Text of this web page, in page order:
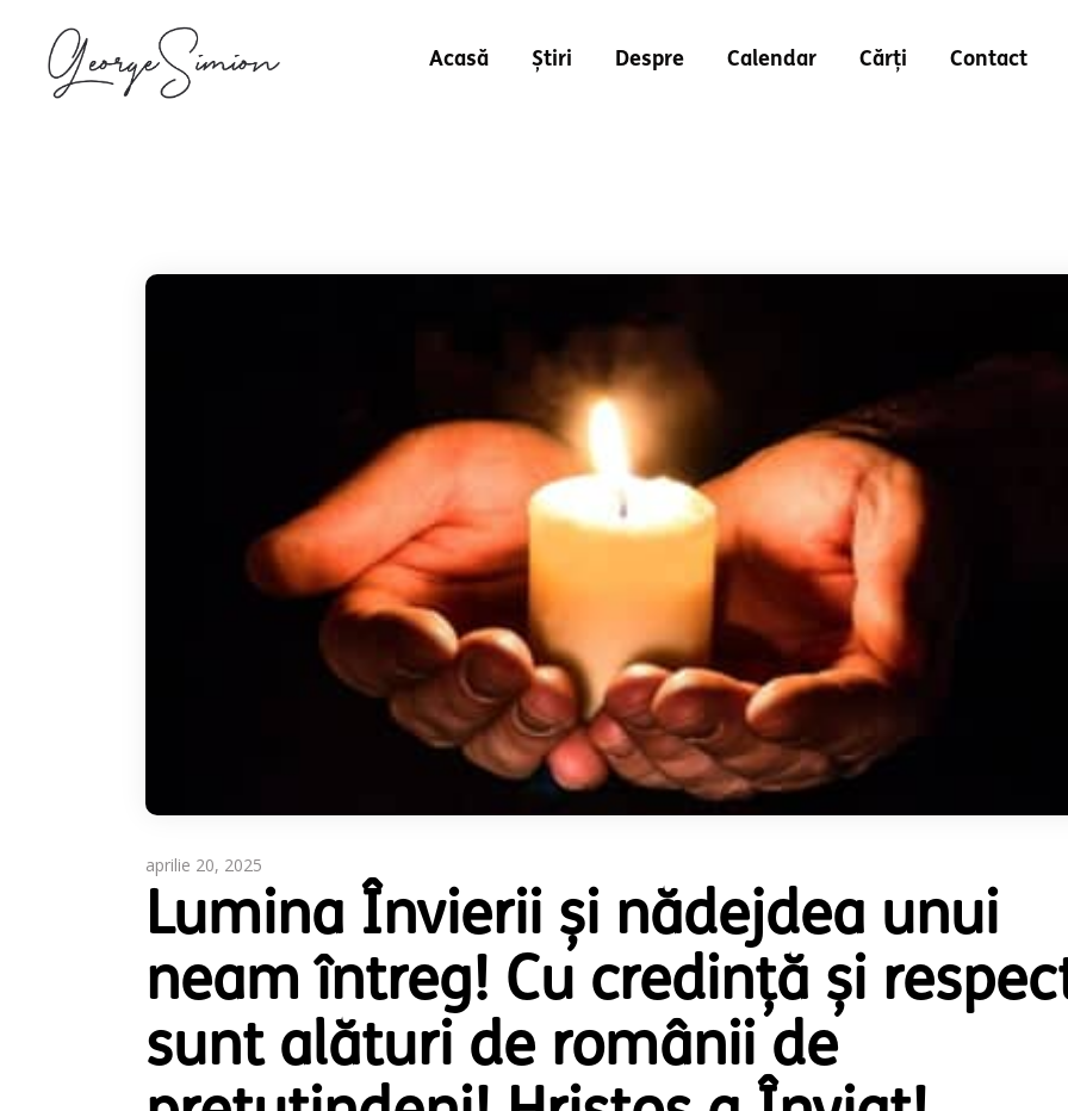
Acasă Știri Despre Calendar Cărți Contact
aprilie 20, 2025
Lumina Învierii și nădejdea unui
neam întreg! Cu credință și
sunt alături de românii de